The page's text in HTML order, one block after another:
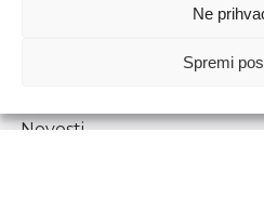
Ne
Spremi
1778129
Prenošenje sadržaja dopušteno
Novosti